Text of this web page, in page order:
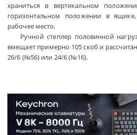
храниться в вертикальном
горизонтальном положении в
рабочее место.
Ручной степлер половинной нагрузки Rexel Easy Touch 30 вмещает примерно 105 скоб и